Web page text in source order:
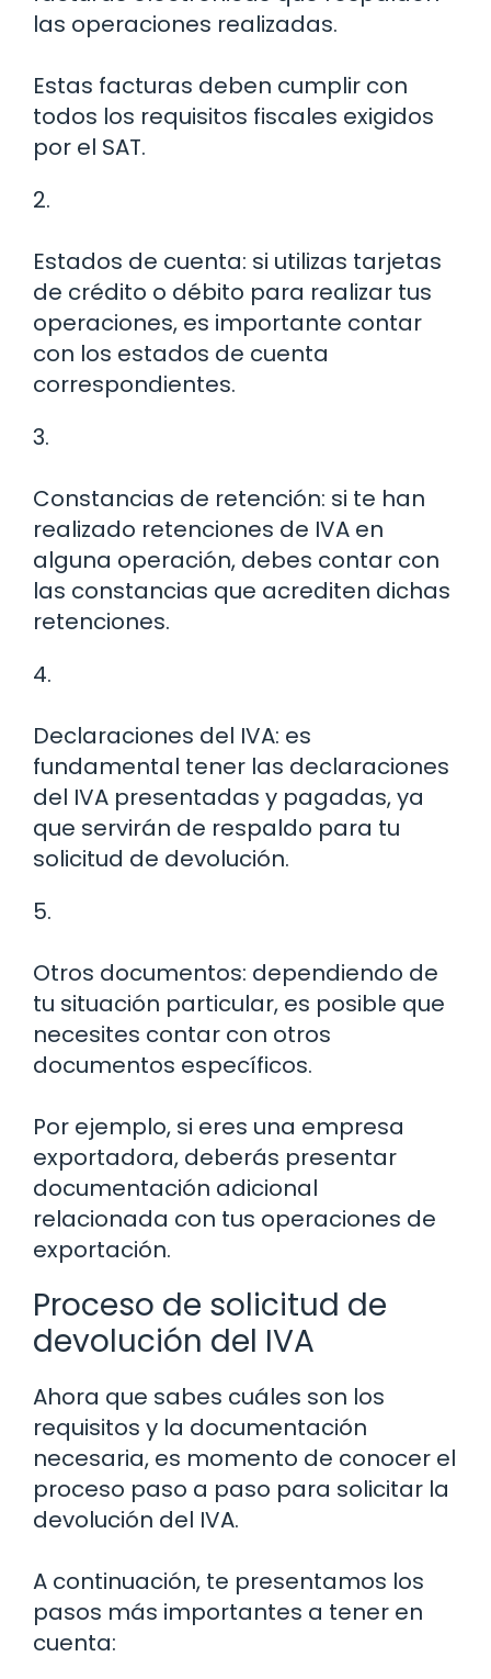
las operaciones realizadas.
Estas facturas deben cumplir con
todos los requisitos fiscales exigidos
por el SAT.
2.
Estados de cuenta: si utilizas tarjetas
de crédito o débito para realizar tus
operaciones, es importante contar
con los estados de cuenta
correspondientes.
3.
Constancias de retención: si te han
realizado retenciones de IVA en
alguna operación, debes contar con
las constancias que acrediten dichas
retenciones.
4.
Declaraciones del IVA: es
fundamental tener las declaraciones
del IVA presentadas y pagadas, ya
que servirán de respaldo para tu
solicitud de devolución.
5.
Otros documentos: dependiendo de
tu situación particular, es posible que
necesites contar con otros
documentos específicos.
Por ejemplo, si eres una empresa
exportadora, deberás presentar
documentación adicional
relacionada con tus operaciones de
exportación.
Proceso de solicitud de
devolución del IVA
Ahora que sabes cuáles son los
requisitos y la documentación
necesaria, es momento de conocer el
proceso paso a paso para solicitar la
devolución del IVA.
A continuación, te presentamos los
pasos más importantes a tener en
cuenta: